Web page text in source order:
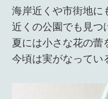
海岸近くや市街地に
近くの公園でも見つ
夏には小さな花の蕾
今頃は実がなってい